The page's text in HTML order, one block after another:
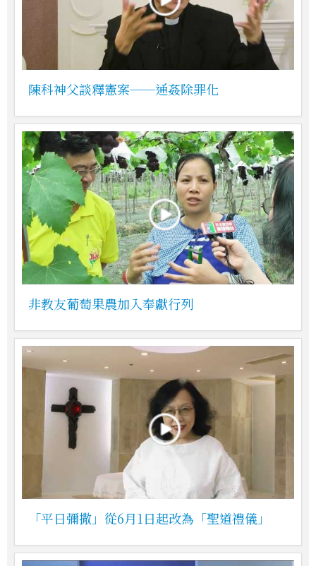
陳科神父談釋憲案──通姦除罪化
非教友葡萄果農加入奉獻行列
「平日彌撒」從6月1日起改為「聖道禮儀」